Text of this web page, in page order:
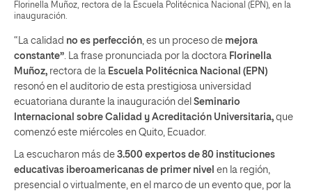
Florinella Muñoz, rectora de la Escuela Politécnica Nacional (EPN), en la
inauguración.
“La calidad no es perfección , es un proceso de mejora
constante” . La frase pronunciada por la doctora Florinella
Muñoz, rectora de la Escuela Politécnica Nacional (EPN)
resonó en el auditorio de esta prestigiosa universidad
ecuatoriana durante la inauguración del Seminario
Internacional sobre Calidad y Acreditación Universitaria, que
comenzó este miércoles en Quito, Ecuador.
La escucharon más de 3.500 expertos de 80 instituciones
educativas iberoamericanas de primer nivel en la región,
presencial o virtualmente, en el marco de un evento que, por la